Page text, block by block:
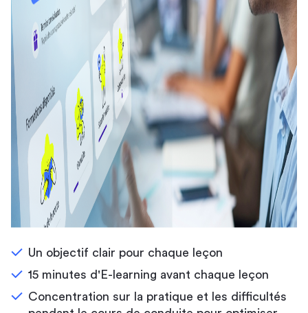
Un objectif clair pour chaque leçon
15 minutes d'E-learning avant chaque leçon
Concentration sur la pratique et les difficultés